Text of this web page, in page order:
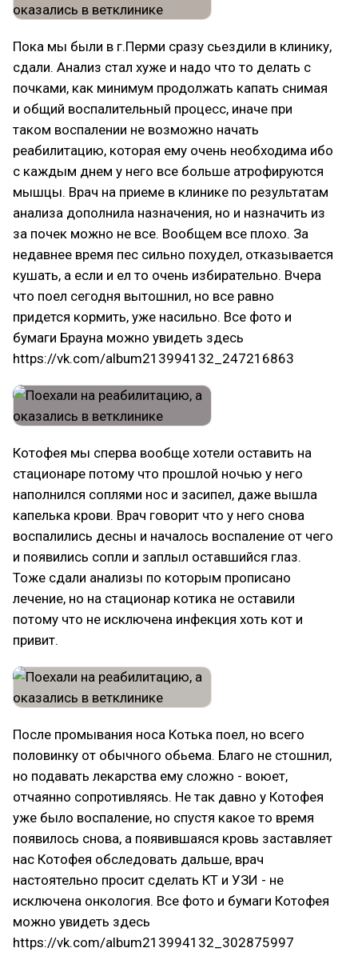
Пока мы были в г.Перми сразу сьездили в клинику,
сдали. Анализ стал хуже и надо что то делать с
почками, как минимум продолжать капать снимая
и общий воспалительный процесс, иначе при
таком воспалении не возможно начать
реабилитацию, которая ему очень необходима ибо
с каждым днем у него все больше атрофируются
мышцы. Врач на приеме в клинике по результатам
анализа дополнила назначения, но и назначить из
за почек можно не все. Вообщем все плохо. За
недавнее время пес сильно похудел, отказывается
кушать, а если и ел то очень избирательно. Вчера
что поел сегодня вытошнил, но все равно
придется кормить, уже насильно. Все фото и
бумаги Брауна можно увидеть здесь
https://vk.com/album213994132_247216863
Котофея мы сперва вообще хотели оставить на
стационаре потому что прошлой ночью у него
наполнился соплями нос и засипел, даже вышла
капелька крови. Врач говорит что у него снова
воспалились десны и началось воспаление от чего
и появились сопли и заплыл оставшийся глаз.
Тоже сдали анализы по которым прописано
лечение, но на стационар котика не оставили
потому что не исключена инфекция хоть кот и
привит.
После промывания носа Котька поел, но всего
половинку от обычного обьема. Благо не стошнил,
но подавать лекарства ему сложно - воюет,
отчаянно сопротивляясь. Не так давно у Котофея
уже было воспаление, но спустя какое то время
появилось снова, а появившаяся кровь заставляет
нас Котофея обследовать дальше, врач
настоятельно просит сделать КТ и УЗИ - не
исключена онкология. Все фото и бумаги Котофея
можно увидеть здесь
https://vk.com/album213994132_302875997